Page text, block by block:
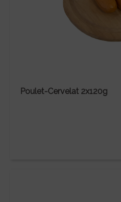
Poulet-Cervelat 2x120g